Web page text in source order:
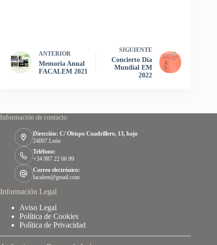
ANTERIOR
Memoria Anual
FACALEM 2021
SIGUIENTE
Concierto Día
Mundial EM
2022
Información de contacto
Dirección: C/ Obispo Cuadrillero, 13, bajo
24007.León
Teléfono:
+34 987 22 66 99
Correo electrónico:
facalem@gmail.com
Información Legal
Aviso Legal
Política de Cookies
Política de Privacidad